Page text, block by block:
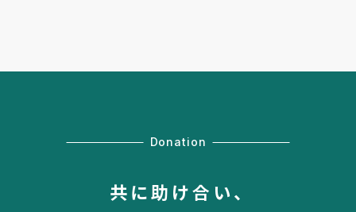
Donation
共に助け合い、